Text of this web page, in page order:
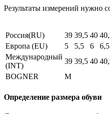
Результаты измерений нужно
Россия(RU) 39 39,5 40
Европа (EU)
5 5,5 6 6,5
Международный
(INT)
39 39,5 40
BOGNER
M
Определение размера обуви